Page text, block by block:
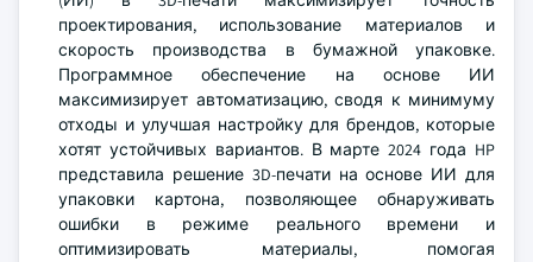
проектирования, использование материалов и
скорость производства в бумажной упаковке.
Программное обеспечение на основе ИИ
максимизирует автоматизацию, сводя к минимуму
отходы и улучшая настройку для брендов, которые
хотят устойчивых вариантов. В марте 2024 года HP
представила решение 3D-печати на основе ИИ для
упаковки картона, позволяющее обнаруживать
ошибки в режиме реального времени и
оптимизировать материалы, помогая